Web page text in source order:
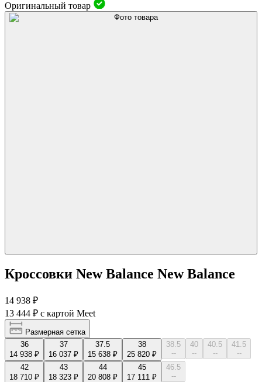
Оригинальный товар
Кроссовки New Balance New Balance
14 938 ₽
13 444 ₽ с картой Meet
Размерная сетка
36
14 938 ₽
37
16 037 ₽
37.5
15 638 ₽
38
25 820 ₽
38.5
--
40
--
40.5
--
41.5
--
42
18 710 ₽
43
18 323 ₽
44
20 808 ₽
45
17 111 ₽
46.5
--